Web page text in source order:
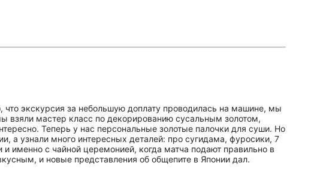
экскурсия за небольшую доплату проводилась на машине, мы
взяли мастер класс по декорированию сусальным золотом,
Теперь у нас персональные золотые палочки для суши. Но
а узнали много интересных деталей: про сугидама, фуросики, 7
именно с чайной церемонией, когда матча подают правильно в
и новые представления об общепите в Японии дал.